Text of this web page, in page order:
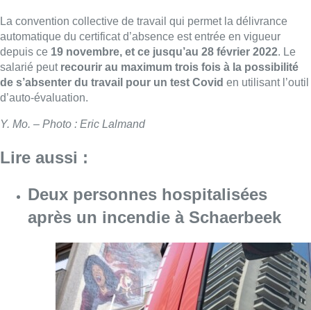
La convention collective de travail qui permet la délivrance
automatique du certificat d’absence est entrée en vigueur
depuis ce 19 novembre, et ce jusqu’au 28 février 2022. Le
salarié peut recourir au maximum trois fois à la possibilité
de s’absenter du travail pour un test Covid en utilisant l’outil
d’auto-évaluation.
Y. Mo. – Photo : Eric Lalmand
Lire aussi :
Deux personnes hospitalisées
après un incendie à Schaerbeek